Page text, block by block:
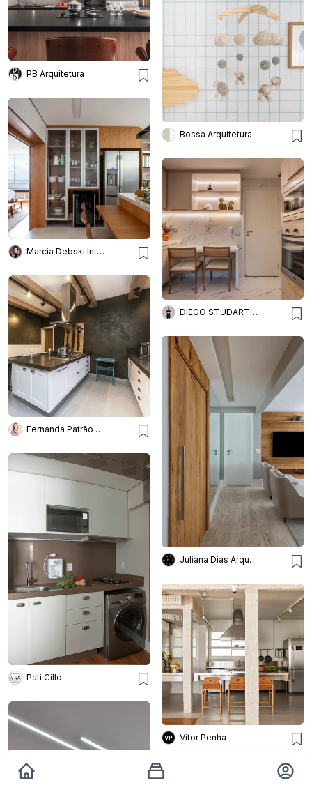
PB Arquitetura
Bossa Arquitetura
Marcia Debski Interiores
DIEGO STUDART ARQUITETURA
Fernanda Patrão Interiores
Juliana Dias Arquitetura
Pati Cillo
Vitor Penha